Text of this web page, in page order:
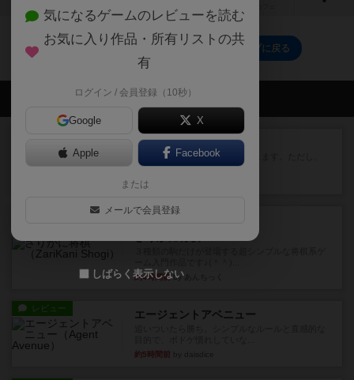
脱出：ザ・ゲーム プレミアの秘密のトップに戻る
会員の新しい投稿
ふたつの街の物語
タイルを4×4で並べて街づくりします。ただし、
街は各プレイヤーの間にあ...
約4時間前
ルール/インスト
約4時間前by あんちっく
レビュー エージェントアベニュー
約5時間前
気になるゲームのレビューを読む
お気に入り作品・所有リストの共
有
ログイン / 会員登録（10秒）
Google X
Apple Facebook
または
メールで会員登録
しばらく表示しない